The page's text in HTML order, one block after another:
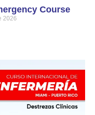
Course
2026